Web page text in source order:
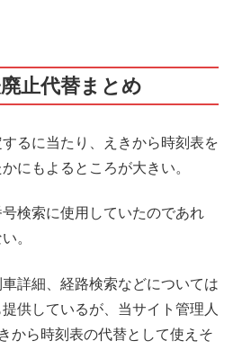
止代替まとめ
るに当たり、えきから時刻表を
にもよるところが大きい。
検索に使用していたのであれ
。
詳細、経路検索などについては
供しているが、当サイト管理人
から時刻表の代替として使えそ